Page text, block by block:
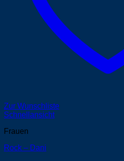
Zur Wunschliste
Schnellansicht
Frauen
Rock – Dani